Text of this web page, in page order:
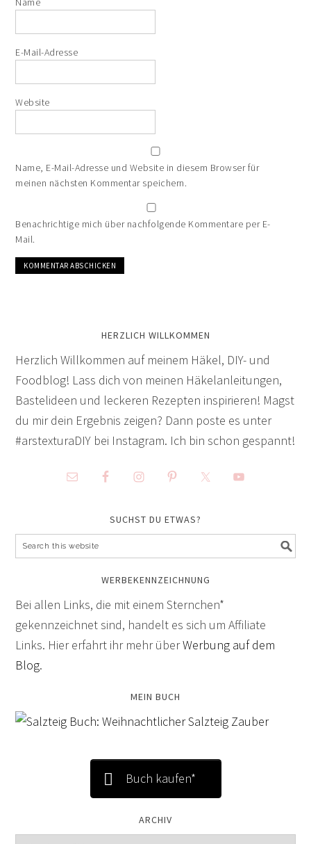
E-Mail-Adresse
Website
Name, E-Mail-Adresse und Website in diesem Browser für
meinen nächsten Kommentar speichern.
Benachrichtige mich über nachfolgende Kommentare per E-
Mail.
HERZLICH WILLKOMMEN
Herzlich Willkommen auf meinem Häkel, DIY- und
Foodblog! Lass dich von meinen Häkelanleitungen,
Bastelideen und leckeren Rezepten inspirieren! Magst
du mir dein Ergebnis zeigen? Dann poste es unter
#arstexturaDIY bei Instagram. Ich bin schon gespannt!
SUCHST DU ETWAS?
WERBEKENNZEICHNUNG
Bei allen Links, die mit einem Sternchen*
gekennzeichnet sind, handelt es sich um Affiliate
Links. Hier erfahrt ihr mehr überWerbung auf dem
Blog.
MEIN BUCH
Buch kaufen*
ARCHIV